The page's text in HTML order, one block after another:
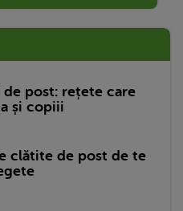
de post: rețete care
și copiii
clătite de post de te